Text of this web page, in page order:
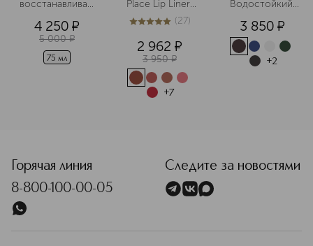
восстанавливающая
для лица
4 250 ¤
5 000 ¤
75 мл
Place Lip Liner
Устойчивый
карандаш для
5из 527 (27)
2 962 ¤
3 950 ¤
+7
Водостойкий
для глаз
3 850 ¤
+2
Горячая линия
8-800-100-00-05
Следите за новостями